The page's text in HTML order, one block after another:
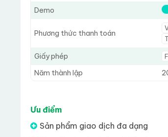
Demo
Phương thức thanh toán
Giấy phép
Năm thành lập
Ưu điểm
Sản phẩm giao dịch đa dạng